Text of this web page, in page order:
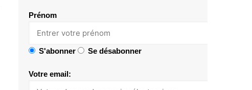
Prénom
S'abonner Se désabonner
Votre email: